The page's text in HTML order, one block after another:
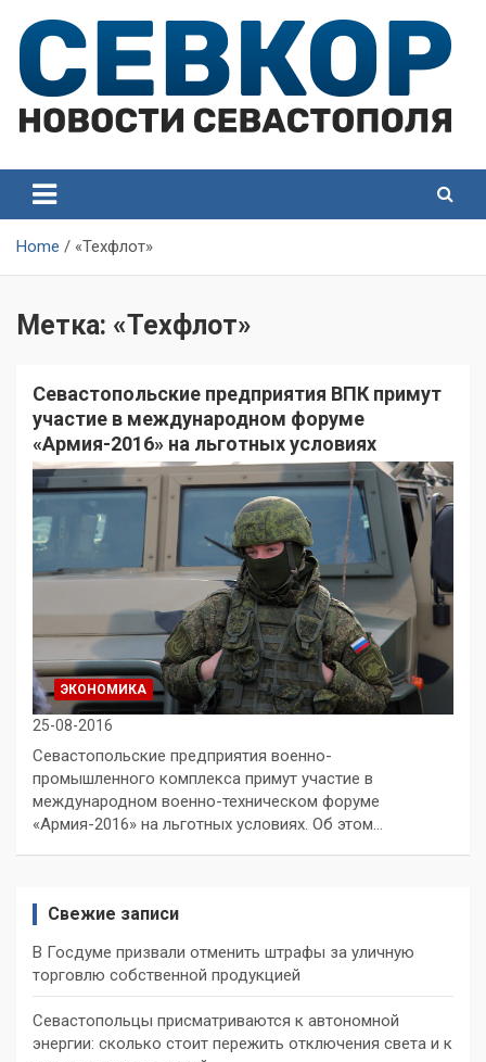
content
Севастополя
Севастополя
Home «Техфлот»
Метка: «Техфлот»
Севастопольские предприятия ВПК примут
участие в международном форуме
«Армия-2016» на льготных условиях
ЭКОНОМИКА
25-08-2016
Севастопольские предприятия военно-
промышленного комплекса примут участие в
международном военно-техническом форуме
«Армия-2016» на льготных условиях. Об этом…
Свежие записи
В Госдуме призвали отменить штрафы за уличную
торговлю собственной продукцией
Севастопольцы присматриваются к автономной
энергии: сколько стоит пережить отключения света и к